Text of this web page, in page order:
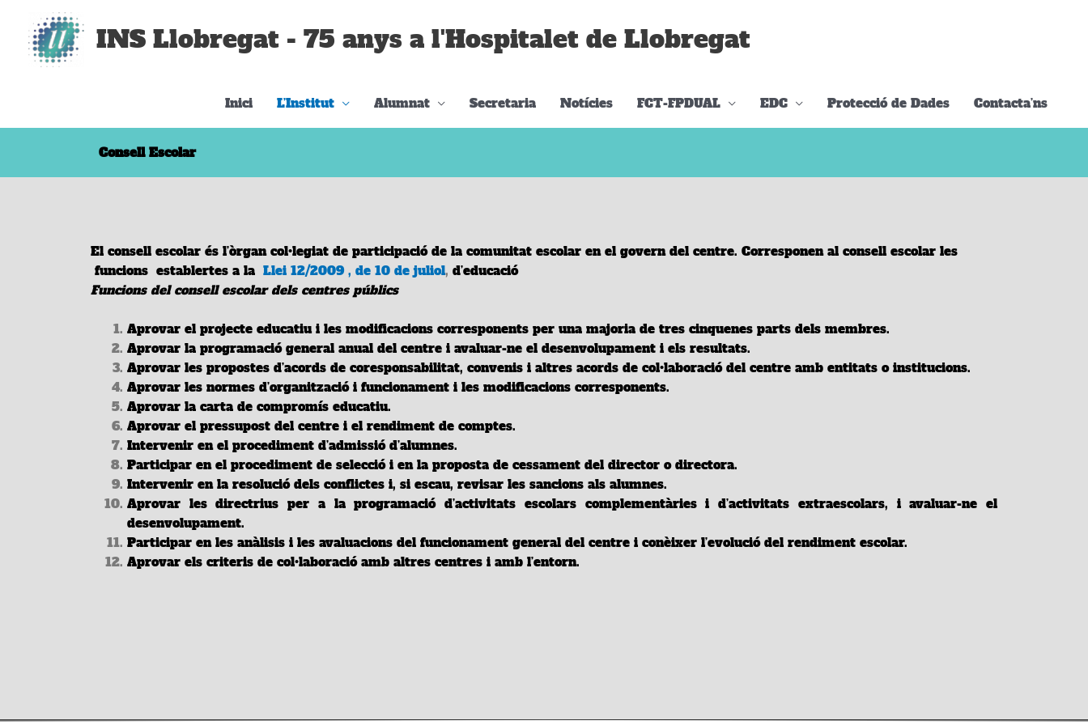
contingut
INS Llobregat - 75 anys a l'Hospitalet de Llobregat
Inici L’Institut Alumnat Secretaria Notícies FCT-FPDUAL EDC Protecció de Dades Contacta’ns
Consell Escolar
El consell escolar és l’òrgan col•legiat de participació de la comunitat escolar en el govern del centre. Corresponen al consell escolar les
funcions establertes a la Llei 12/2009 , de 10 de juliol, d’educació
Funcions del consell escolar dels centres públics
Aprovar el projecte educatiu i les modificacions corresponents per una majoria de tres cinquenes parts dels membres.
Aprovar la programaciógeneral anual del centre i avaluar-ne el desenvolupament i els resultats.
Aprovar les propostes d’acords de coresponsabilitat, convenis i altres acords de col•laboració del centre amb entitats o institucions.
Aprovar les normes d’organització i funcionament i les modificacions corresponents.
Aprovar la carta de compromís educatiu.
Aprovar el pressupost del centre i el rendiment de comptes.
Intervenir en el procediment d’admissió d’alumnes.
Participar en el procediment de selecció i en la proposta de cessament del director o directora.
Intervenir en la resolució dels conflictes i, si escau, revisar les sancions als alumnes.
Aprovar les directrius per a la programació d’activitats escolars complementàries i d’activitats extraescolars, i avaluar-ne el
desenvolupament.
Participar en les anàlisis i les avaluacions del funcionament general del centre i conèixer l’evolució del rendiment escolar.
Aprovar els criteris de col•laboració amb altres centres i amb l’entorn.